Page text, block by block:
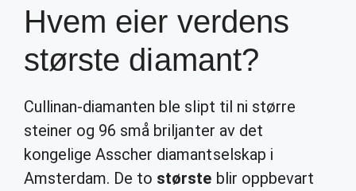
Hvem eier verdens
største diamant?
Cullinan-diamanten ble slipt til ni større
steiner og 96 små briljanter av det
kongelige Asscher diamantselskap i
Amsterdam. De to største blir oppbevart